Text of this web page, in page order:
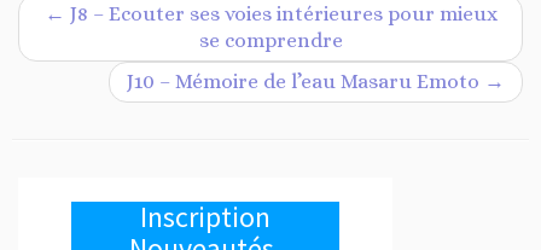
← J8 – Ecouter ses voies intérieures pour mieux
se comprendre
J10 – Mémoire de l’eau Masaru Emoto →